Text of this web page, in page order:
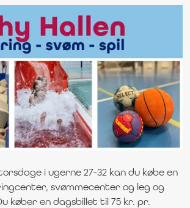
i ugerne 27-32 kan du købe en
svømmecenter og leg og
køber en dagsbillet til 75 kr. pr.